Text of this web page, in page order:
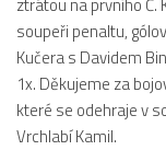
2021/22
2020/21
2018/19
soupeři penaltu,
Kučera s Davidem
1x. Děkujeme za
které se odehraje v
Vrchlabí Kamil.